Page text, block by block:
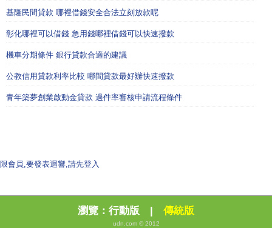
基隆民間貸款 哪裡借錢安全合法立刻放款呢
彰化哪裡可以借錢 急用錢哪裡借錢可以快速撥款
機車分期條件 銀行貸款合適的建議
公教信用貸款利率比較 哪間貸款最好辦快速撥款
青年築夢創業啟動金貸款 過件率審核申請流程條件
限會員,要發表迴響,請先登入
瀏覽： 行動版 | 傳統版
udn.com © 2012